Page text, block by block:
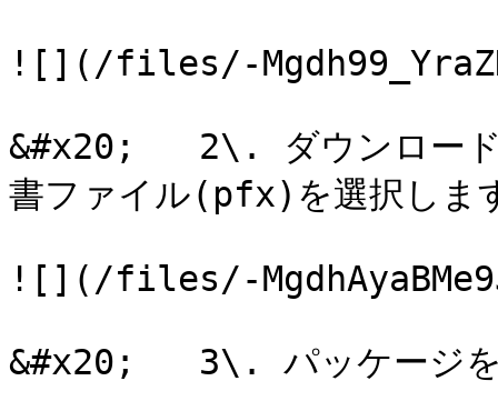
![](/files/-
&#x20;   2\. ダウンロード
書ファイル(pfx)を選択しま
![](/files/-
&#x20;   3\. パッケージを